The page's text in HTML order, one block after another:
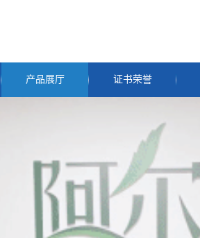
产品展厅 证书荣誉